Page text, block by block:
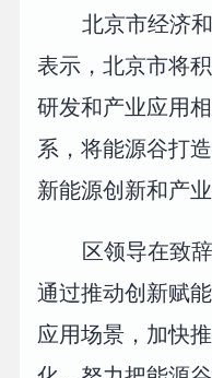
北京市经济
表示，北京市将
研发和产业应用
系，将能源谷打
新能源创新和产业
区领导在致
通过推动创新赋
应用场景，加快